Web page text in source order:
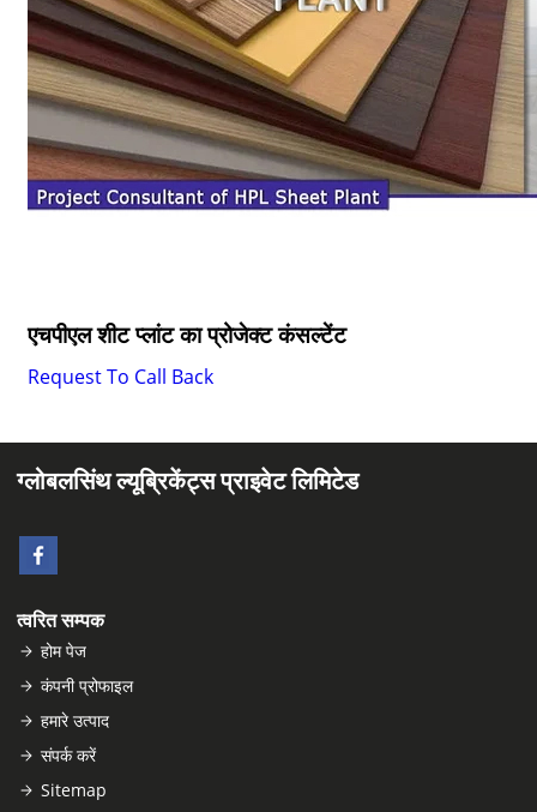
एचपीएल शीट प्लांट का प्रोजेक्ट कंसल्टेंट
Request To Call Back
ग्लोबलसिंथ ल्यूब्रिकेंट्स प्राइवेट लिमिटेड
त्वरित सम्पक
होम पेज
कंपनी प्रोफाइल
हमारे उत्पाद
संपर्क करें
Sitemap